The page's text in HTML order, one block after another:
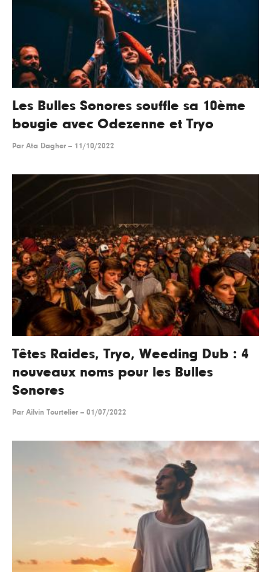
Les Bulles Sonores souffle sa 10ème
bougie avec Odezenne et Tryo
Par Ata Dagher -- 11/10/2022
Têtes Raides, Tryo, Weeding Dub : 4
nouveaux noms pour les Bulles
Sonores
Par Ailvin Tourtelier -- 01/07/2022